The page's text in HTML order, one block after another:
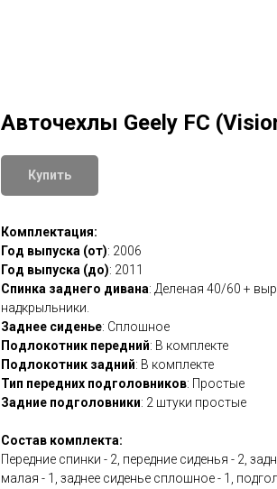
Авточехлы Geely FC
Купить
Комплектация:
Год выпуска (от): 2006
Год выпуска (до): 2011
Спинка заднего дивана: Деленая 40/60 +
надкрыльники.
Заднее сиденье: Сплошное
Подлокотник передний: В комплекте
Подлокотник задний: В комплекте
Тип передних подголовников: Простые
Задние подголовники: 2 штуки простые
Состав комплекта:
Передние спинки - 2, передние сиденья - 2,
малая - 1, заднее сиденье сплошное - 1,